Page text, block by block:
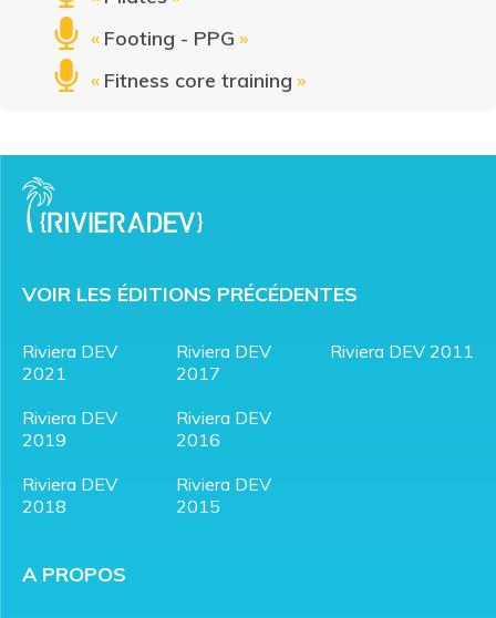
« Footing - PPG »
« Fitness core training »
VOIR LES ÉDITIONS PRÉCÉDENTES
Riviera DEV
2021
Riviera DEV
2019
Riviera DEV
2018
Riviera DEV
2017
Riviera DEV
2016
Riviera DEV
2015
Riviera DEV 2011
A PROPOS